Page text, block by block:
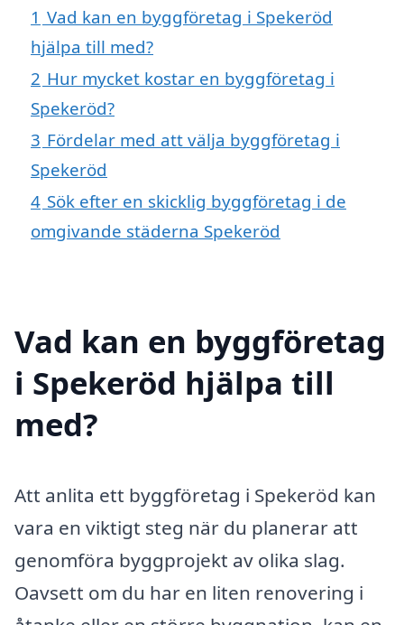
1 Vad kan en byggföretag i Spekeröd
hjälpa till med?
2 Hur mycket kostar en byggföretag i
Spekeröd?
3 Fördelar med att välja byggföretag i
Spekeröd
4 Sök efter en skicklig byggföretag i de
omgivande städerna Spekeröd
Vad kan en byggföretag
i Spekeröd hjälpa till
med?
Att anlita ett byggföretag i Spekeröd kan
vara en viktigt steg när du planerar att
genomföra byggprojekt av olika slag.
Oavsett om du har en liten renovering i